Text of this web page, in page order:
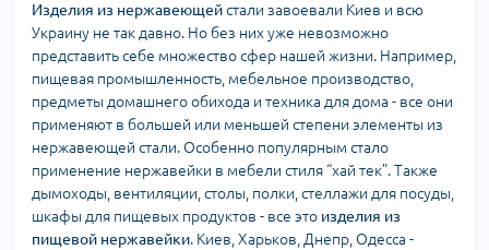
Изделия из нержавеющейстали завоевали Киев и всю
Украину не так давно. Но без них уже невозможно
представить себе множество сфер нашей жизни. Например,
пищевая промышленность, мебельное производство,
предметы домашнего обихода и техника для дома - все они
применяют в большей или меньшей степени элементы из
нержавеющей стали. Особенно популярным стало
применение нержавейки в мебели стиля “хай тек”. Также
дымоходы, вентиляции, столы, полки, стеллажи для посуды,
шкафы для пищевых продуктов - все это изделия из
пищевой нержавейки. Киев, Харьков, Днепр, Одесса -